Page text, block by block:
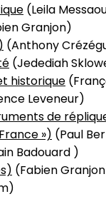
(Leila
Granjon)
(Anthony
(Jedediah
historique
Leveneur)
de
») (Paul
Badouard )
(Fabien